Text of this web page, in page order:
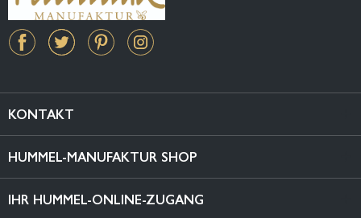
KONTAKT
HUMMEL-MANUFAKTUR SHOP
IHR HUMMEL-ONLINE-ZUGANG